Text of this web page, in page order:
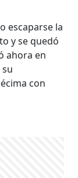
escaparse la
y se quedó
ahora en
con